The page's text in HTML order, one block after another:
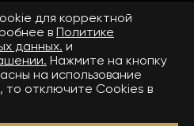
технологии. Подробнее
технологий.
издание «www.matchtv.ru»
по надзору в сфере связи,
коммуникаций (Роскомнадзор).
массовой информации ЭЛ № ФС 77 - 72390
издания «www.matchtv.ru»: ООО
главный редактор СМИ сетевого издания
для корректной
в Политике
данных. и
Нажмите на кнопку
на использование
то отключите Cookies в